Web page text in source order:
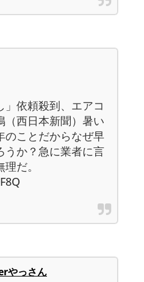
」依頼殺到、エアコ
（西日本新聞）暑い
のことだからなぜ早
うか？急に業者に言
だ。
やっさん